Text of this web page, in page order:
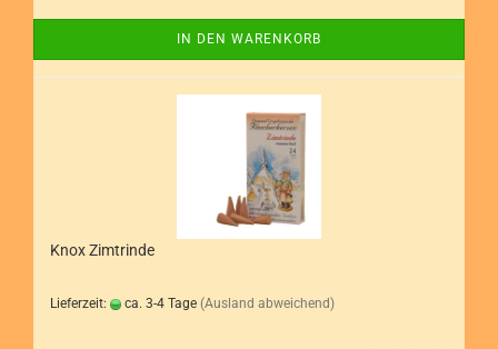
IN DEN WARENKORB
Knox Zimtrinde
Lieferzeit: ca. 3-4 Tage (Ausland abweichend)